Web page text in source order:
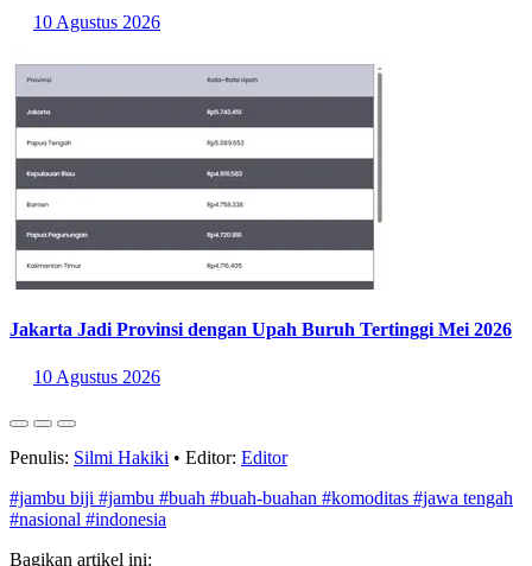
10 Agustus 2026
Jakarta Jadi Provinsi dengan Upah Buruh Tertinggi Mei 2026
10 Agustus 2026
Penulis: Silmi Hakiki • Editor: Editor
#jambu biji #jambu #buah #buah-buahan #komoditas #jawa tengah
#nasional #indonesia
Bagikan artikel ini: